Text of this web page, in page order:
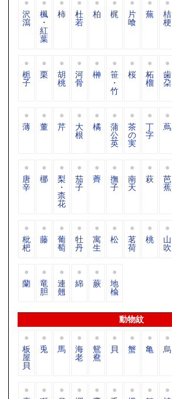
沢
瀉
楓
・
紅
葉
柿 杜
若
柏 梶 片
喰
蕪 桔
梗
栀
子
栗 胡
桃
河
骨
榊 笹
・
竹
桜 柘
榴
歯
朶
薄 董 芹 大
根
橘 蒲
公
英
茶
の
実
丁
字
蔦
唐
辛
梛 梨
・
柰
花
茄
子
薺 撫
子
南
天
萩 芭
蕉
枇
杷
藤 葡
萄
牡
丹
寓
生
松 茗
荷
桃 山
吹
蘭 竜
胆
連
翹
綿 蕨 地
楡
動物紋
板
屋
貝
兎 馬 海
老
鴛
鴦
貝 蟹 亀 烏